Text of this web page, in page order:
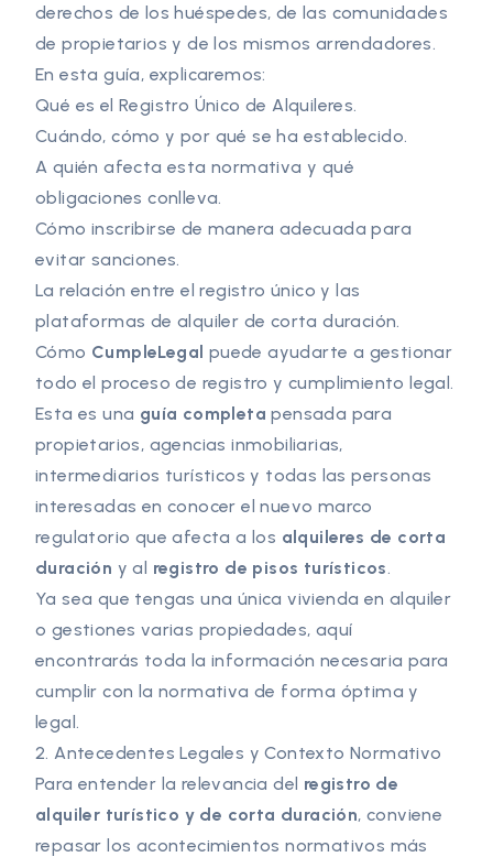
derechos de los huéspedes, de las comunidades
de propietarios y de los mismos arrendadores.
En esta guía, explicaremos:
Qué es el Registro Único de Alquileres.
Cuándo, cómo y por qué se ha establecido.
A quién afecta esta normativa y qué
obligaciones conlleva.
Cómo inscribirse de manera adecuada para
evitar sanciones.
La relación entre el registro único y las
plataformas de alquiler de corta duración.
Cómo CumpleLegal puede ayudarte a gestionar
todo el proceso de registro y cumplimiento legal.
Esta es una guía completa pensada para
propietarios, agencias inmobiliarias,
intermediarios turísticos y todas las personas
interesadas en conocer el nuevo marco
regulatorio que afecta a los alquileres de corta
duración y al registro de pisos turísticos.
Ya sea que tengas una única vivienda en alquiler
o gestiones varias propiedades, aquí
encontrarás toda la información necesaria para
cumplir con la normativa de forma óptima y
legal.
2. Antecedentes Legales y Contexto Normativo
Para entender la relevancia del registro de
alquiler turístico y de corta duración, conviene
repasar los acontecimientos normativos más